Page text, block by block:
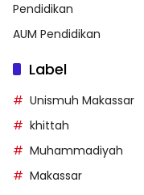
Pendidikan
AUM Pendidikan
Label
Unismuh Makassar
khittah
Muhammadiyah
Makassar